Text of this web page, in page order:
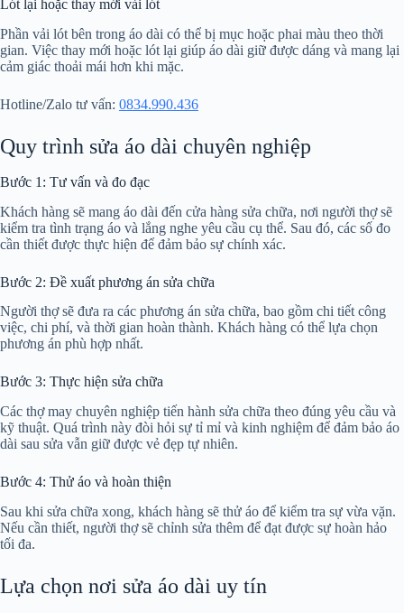
Lót lại hoặc thay mới vải lót
Phần vải lót bên trong áo dài có thể bị mục hoặc phai màu theo thời
gian. Việc thay mới hoặc lót lại giúp áo dài giữ được dáng và mang lại
cảm giác thoải mái hơn khi mặc.
Hotline/Zalo tư vấn: 0834.990.436
Quy trình sửa áo dài chuyên nghiệp
Bước 1: Tư vấn và đo đạc
Khách hàng sẽ mang áo dài đến cửa hàng sửa chữa, nơi người thợ sẽ
kiểm tra tình trạng áo và lắng nghe yêu cầu cụ thể. Sau đó, các số đo
cần thiết được thực hiện để đảm bảo sự chính xác.
Bước 2: Đề xuất phương án sửa chữa
Người thợ sẽ đưa ra các phương án sửa chữa, bao gồm chi tiết công
việc, chi phí, và thời gian hoàn thành. Khách hàng có thể lựa chọn
phương án phù hợp nhất.
Bước 3: Thực hiện sửa chữa
Các thợ may chuyên nghiệp tiến hành sửa chữa theo đúng yêu cầu và
kỹ thuật. Quá trình này đòi hỏi sự tỉ mỉ và kinh nghiệm để đảm bảo áo
dài sau sửa vẫn giữ được vẻ đẹp tự nhiên.
Bước 4: Thử áo và hoàn thiện
Sau khi sửa chữa xong, khách hàng sẽ thử áo để kiểm tra sự vừa vặn.
Nếu cần thiết, người thợ sẽ chỉnh sửa thêm để đạt được sự hoàn hảo
tối đa.
Lựa chọn nơi sửa áo dài uy tín